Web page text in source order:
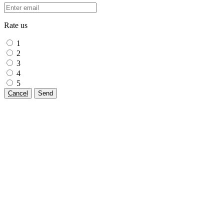
Rate us
1
2
3
4
5
Cancel Send